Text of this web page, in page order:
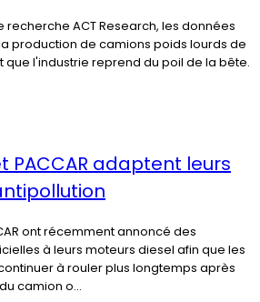
recherche ACT Research, les données
production de camions poids lourds de
que l'industrie reprend du poil de la bête.
PACCAR adaptent leurs
ont récemment annoncé des
à leurs moteurs diesel afin que les
à rouler plus longtemps après
camion o...